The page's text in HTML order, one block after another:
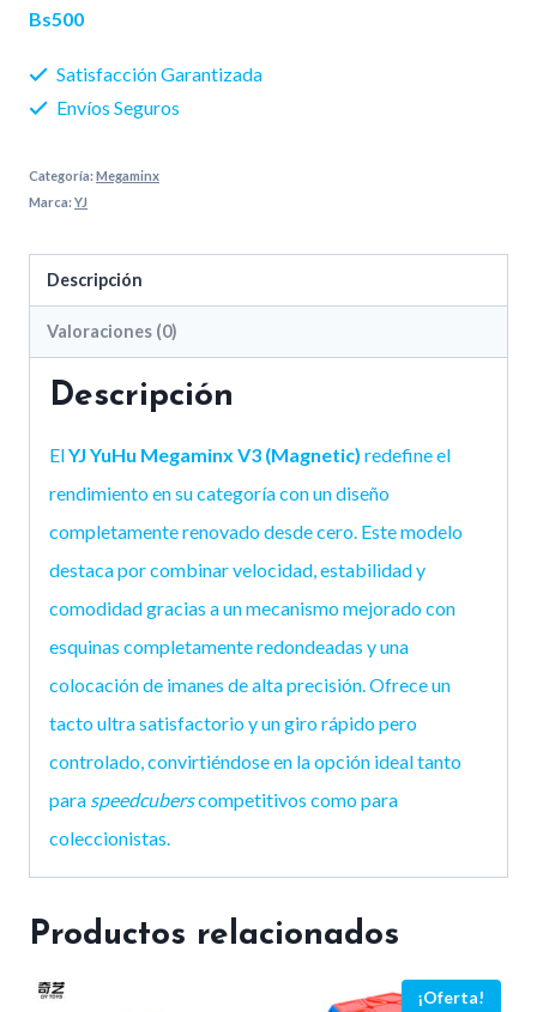
V3
cantidad
Bs500
Satisfacción Garantizada
Envíos Seguros
Categoría:Megaminx
Marca:YJ
Descripción
Valoraciones (0)
Descripción
ElYJ YuHu Megaminx V3 (Magnetic) redefine el
rendimiento en su categoría con un diseño
completamente renovado desde cero. Este modelo
destaca por combinar velocidad, estabilidad y
comodidad gracias a un mecanismo mejorado con
esquinas completamente redondeadas y una
colocación de imanes de alta precisión. Ofrece un
tacto ultra satisfactorio y un giro rápido pero
controlado, convirtiéndose en la opción ideal tanto
para speedcuberscompetitivos como para
coleccionistas.
Productos relacionados
¡Oferta!